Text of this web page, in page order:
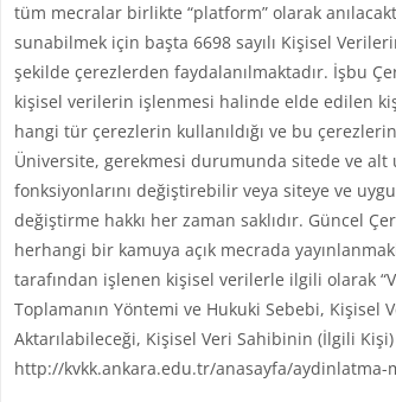
tüm mecralar birlikte “platform” olarak
sunabilmek için başta 6698 sayılı Kişisel
şekilde çerezlerden faydalanılmaktadır. İşbu
kişisel verilerin işlenmesi halinde elde edilen
hangi tür çerezlerin kullanıldığı ve bu
Üniversite, gerekmesi durumunda sitede ve
fonksiyonlarını değiştirebilir veya siteye ve
değiştirme hakkı her zaman saklıdır. Güncel
herhangi bir kamuya açık mecrada
tarafından işlenen kişisel verilerle ilgili olarak
Toplamanın Yöntemi ve Hukuki Sebebi,
Aktarılabileceği, Kişisel Veri Sahibinin (İlgili
http://kvkk.ankara.edu.tr/anasayfa/